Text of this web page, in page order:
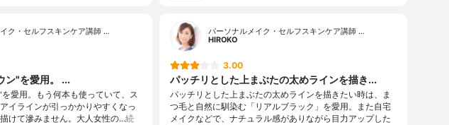
ク・セルフスキンケア講師 …
ン"を愛用。 ...
愛用。もう何本も使っていて、ス
イラインが引っかかりやすくなっ
けて滲みません。大人女性の…続
パーソナルメイク・セルフスキンケア講師 …
HlROKO
3.00
パッチリとした上まぶたの太めラインを描き...
パッチリとした上まぶたの太めラインを描きたい時は、ま
つ毛と自然に馴染む「リアルブラック」を愛用。また自宅
メイクなどで、ナチュラル感がありながら目力アップした